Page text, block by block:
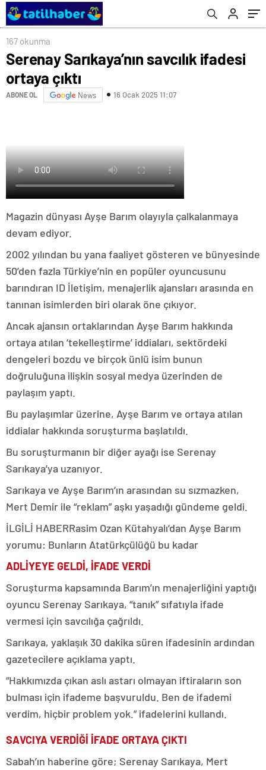
167 okunma
Serenay Sarıkaya’nın savcılık ifadesi
ortaya çıktı
ABONE OL News 16 Ocak 2025 11:07
Magazin dünyası Ayşe Barım olayıyla çalkalanmaya
devam ediyor.
2002 yılından bu yana faaliyet gösteren ve bünyesinde
50’den fazla Türkiye’nin en popüler oyuncusunu
barındıran ID İletişim, menajerlik ajansları arasında en
tanınan isimlerden biri olarak öne çıkıyor.
Ancak ajansın ortaklarından Ayşe Barım hakkında
ortaya atılan ‘tekelleştirme’ iddiaları, sektördeki
dengeleri bozdu ve birçok ünlü isim bunun
doğruluğuna ilişkin sosyal medya üzerinden de
paylaşım yaptı.
Bu paylaşımlar üzerine, Ayşe Barım ve ortaya atılan
iddialar hakkında soruşturma başlatıldı.
Bu soruşturmanın bir diğer ayağı ise Serenay
Sarıkaya’ya uzanıyor.
Sarıkaya ve Ayşe Barım’ın arasından su sızmazken,
Mert Demir ile “reklam” aşkı yaşadığı gündeme geldi.
İLGİLİ HABERRasim Ozan Kütahyalı’dan Ayşe Barım
yorumu: Bunların Atatürkçülüğü bu kadar
ADLİYEYE GELDİ, İFADE VERDİ
Soruşturma kapsamında Barım’ın menajerliğini yaptığı
oyuncu Serenay Sarıkaya, “tanık” sıfatıyla ifade
vermesi için savcılığa çağrıldı.
Sarıkaya, yaklaşık 30 dakika süren ifadesinin ardından
gazetecilere açıklama yaptı.
“Hakkımızda çıkan aslı astarı olmayan iftiraların son
bulması için ifademe başvuruldu. Ben de ifademi
verdim, hiçbir problem yok.” ifadelerini kullandı.
SAVCIYA VERDİĞİ İFADE ORTAYA ÇIKTI
Sabah’ın haberine göre; Serenay Sarıkaya, Mert